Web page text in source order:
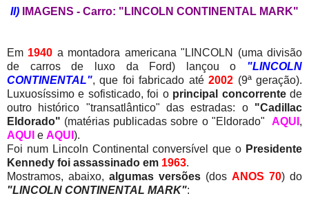
II) IMAGENS - Carro: "LINCOLN CONTINENTAL MARK"
Em 1940 a montadora americana "LINCOLN (uma divisão
de carros de luxo da Ford) lançou o "LINCOLN
CONTINENTAL", que foi fabricado até2002 (9ª geração).
Luxuosíssimo e sofisticado, foi o principal concorrentede
outro histórico "transatlântico" das estradas: o"Cadillac
Eldorado" (matérias publicadas sobre o "Eldorado" AQUI ,
AQUI e AQUI ).
Foi num Lincoln Continental conversível que o Presidente
Kennedy foi assassinado em 1963.
Mostramos, abaixo, algumas versões (dos ANOS 70) do
"LINCOLN CONTINENTAL MARK":